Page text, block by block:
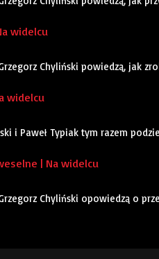
widelcu
Chyliński powiedzą, jak
widelcu
i Paweł Typiak tym razem
| Na widelcu
Chyliński opowiedzą o